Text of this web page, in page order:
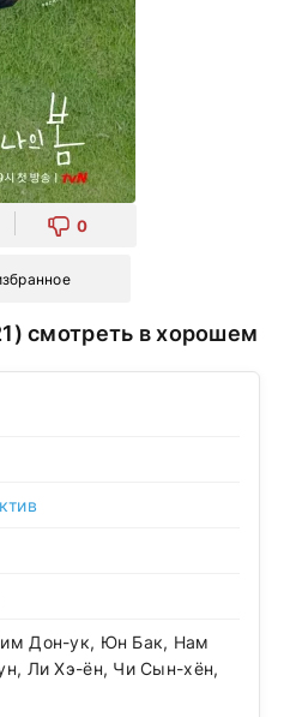
0
Дон-ук, Юн Бак, Нам
Ли Хэ-ён, Чи Сын-хён,